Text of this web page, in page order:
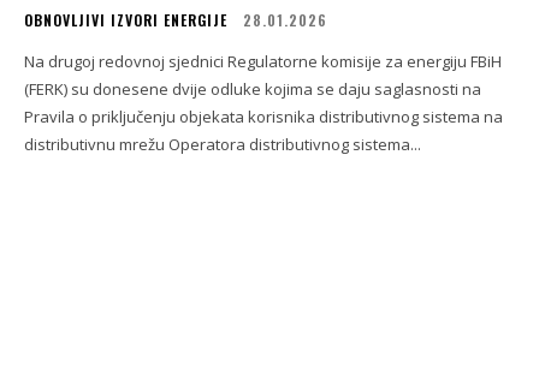
OBNOVLJIVI IZVORI ENERGIJE 28.01.2026
Na drugoj redovnoj sjednici Regulatorne komisije za energiju FBiH
(FERK) su donesene dvije odluke kojima se daju saglasnosti na
Pravila o priključenju objekata korisnika distributivnog sistema na
distributivnu mrežu Operatora distributivnog sistema...